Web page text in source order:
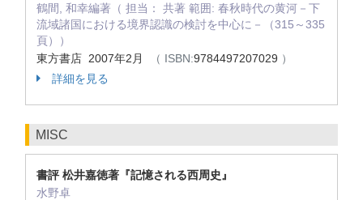
鶴間, 和幸編著（ 担当： 共著 範囲: 春秋時代の黄河－下
流域諸国における境界認識の検討を中心に－（315～335
頁））
東方書店 2007年2月
（ ISBN:9784497207029 ）
詳細を見る
MISC
書評 松井嘉徳著『記憶される西周史』
水野卓